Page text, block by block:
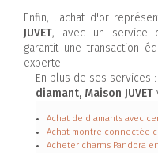
Enfin, l'achat d'or
JUVET, avec un service
garantit une transaction
experte.
En plus de ses services :
diamant, Maison JUVET
Achat de diamants avec
Achat montre connectée
Acheter charms Pandora